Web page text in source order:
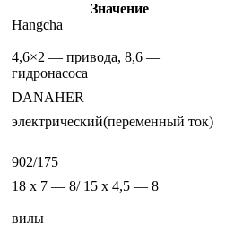
Значение
Hangcha
4,6×2 — привода, 8,6 —
гидронасоса
DANAHER
электрический(переменный ток)
902/175
18 x 7 — 8/ 15 x 4,5 — 8
вилы